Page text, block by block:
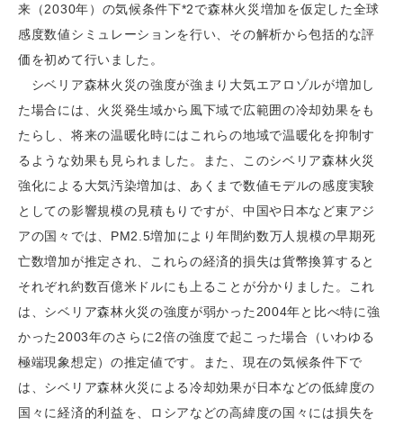
来（2030年）の気候条件下*2で森林火災増加を仮定した全球
感度数値シミュレーションを行い、その解析から包括的な評
価を初めて行いました。
シベリア森林火災の強度が強まり大気エアロゾルが増加し
た場合には、火災発生域から風下域で広範囲の冷却効果をも
たらし、将来の温暖化時にはこれらの地域で温暖化を抑制す
るような効果も見られました。また、このシベリア森林火災
強化による大気汚染増加は、あくまで数値モデルの感度実験
としての影響規模の見積もりですが、中国や日本など東アジ
アの国々では、PM2.5増加により年間約数万人規模の早期死
亡数増加が推定され、これらの経済的損失は貨幣換算すると
それぞれ約数百億米ドルにも上ることが分かりました。これ
は、シベリア森林火災の強度が弱かった2004年と比べ特に強
かった2003年のさらに2倍の強度で起こった場合（いわゆる
極端現象想定）の推定値です。また、現在の気候条件下で
は、シベリア森林火災による冷却効果が日本などの低緯度の
国々に経済的利益を、ロシアなどの高緯度の国々には損失を